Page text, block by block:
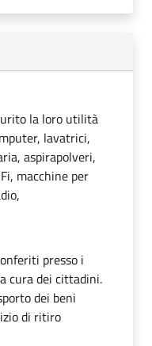
la loro utilità
lavatrici,
aspirapolveri,
macchine per
presso i
cura dei cittadini.
dei beni
di ritiro